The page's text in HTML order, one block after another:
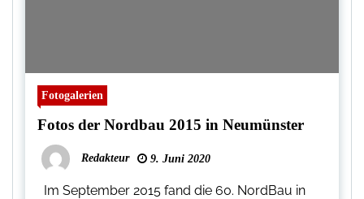
Fotogalerien
Fotos der Nordbau 2015 in Neumünster
Redakteur 9. Juni 2020
Im September 2015 fand die 60. NordBau in